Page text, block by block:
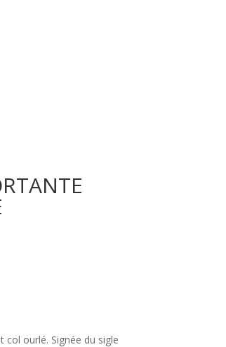
ourlé. Signée du sigle